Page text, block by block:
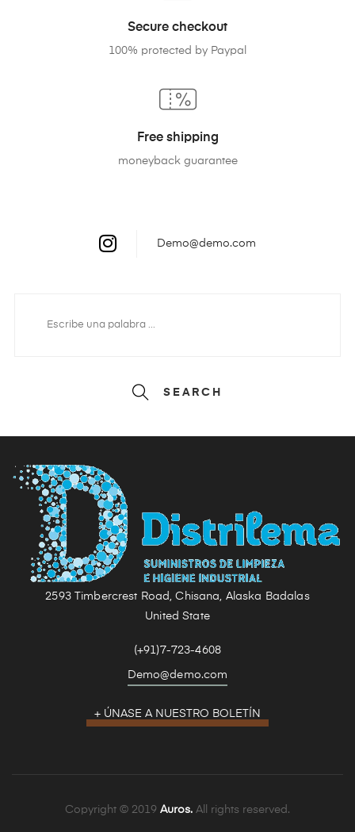
Secure checkout
100% protected by Paypal
Free shipping
moneyback guarantee
Demo@demo.com
SEARCH
2593 Timbercrest Road, Chisana, Alaska Badalas
United State
(+91)7-723-4608
Demo@demo.com
+ ÚNASE A NUESTRO BOLETÍN
Copyright © 2019 Auros. All rights reserved.